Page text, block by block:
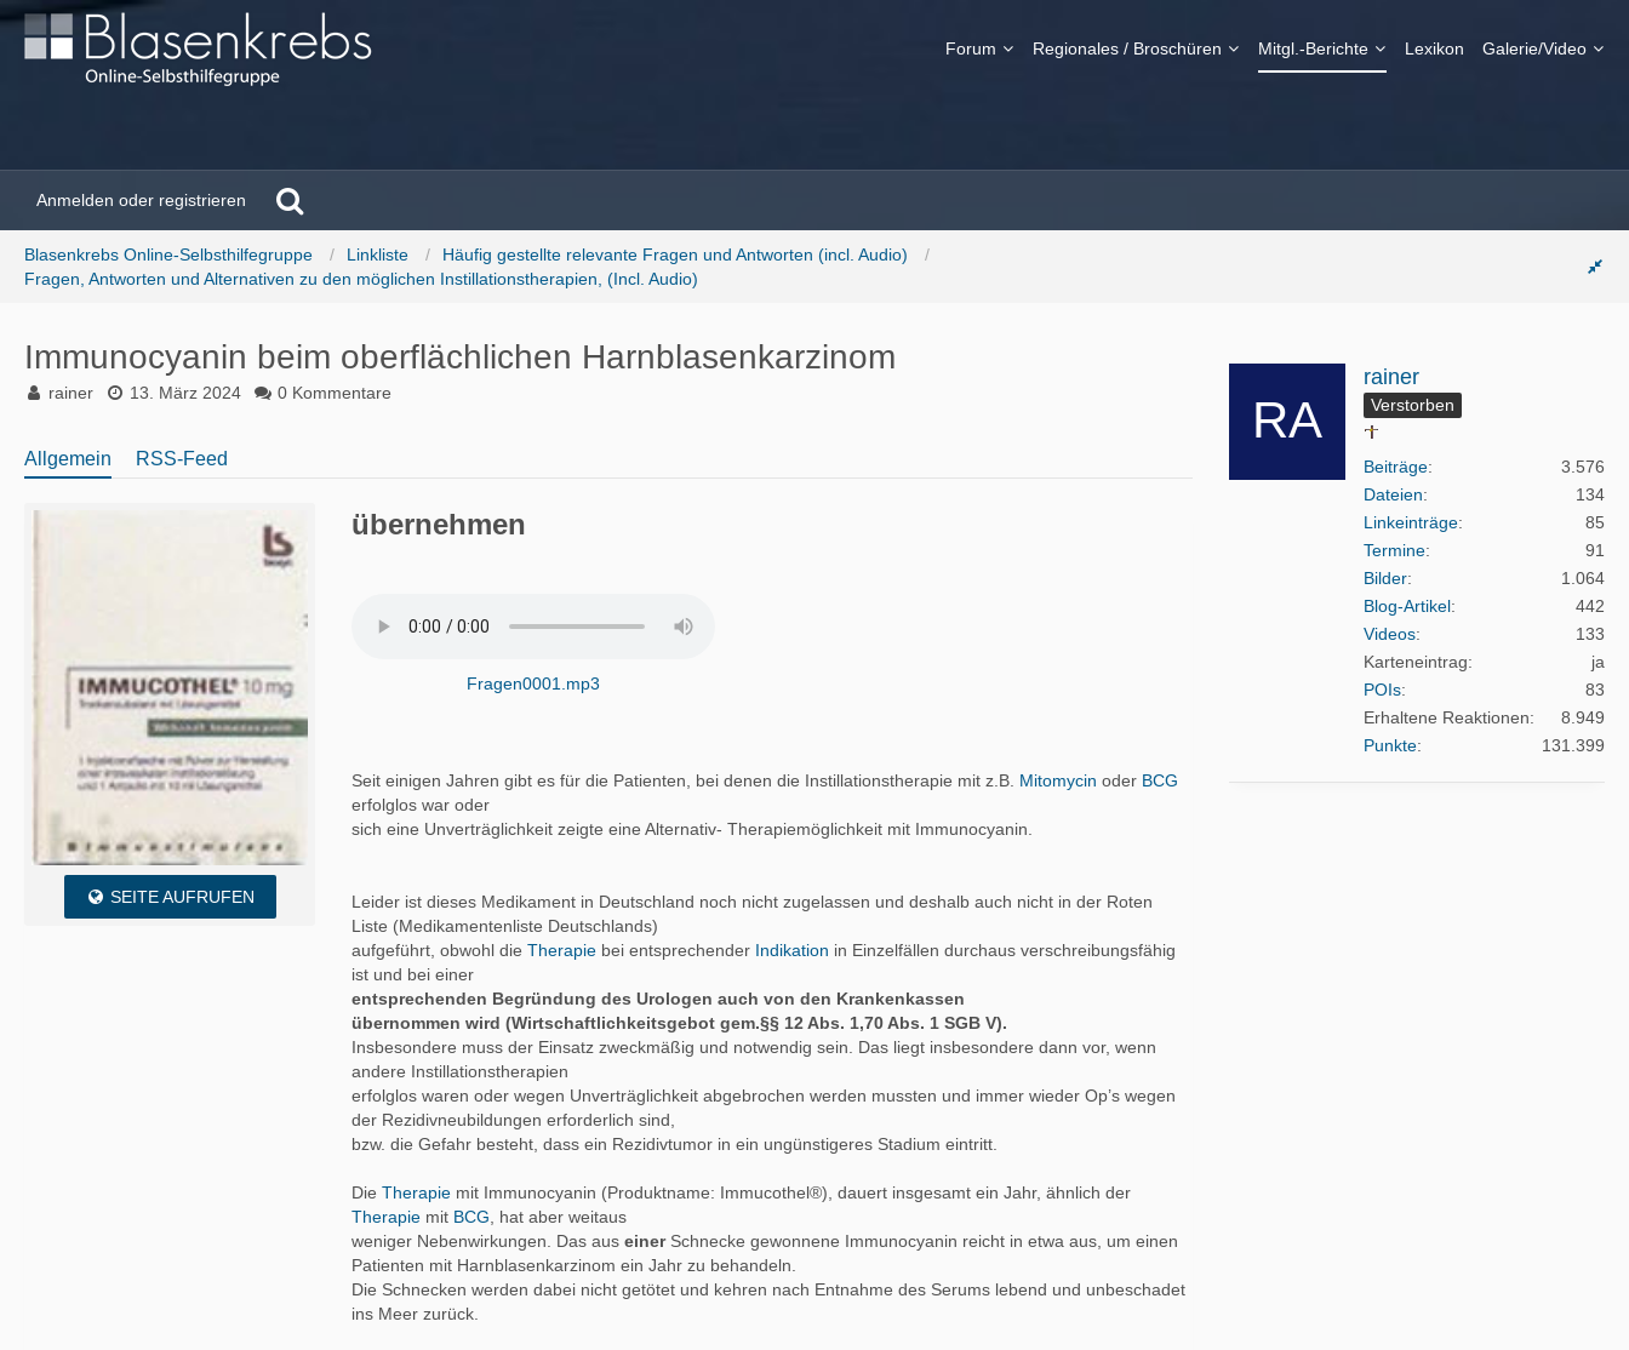
Forum Regionales / Broschüren Mitgl.-Berichte Lexikon Galerie/Video
Anmelden oder registrieren
Blasenkrebs Online-Selbsthilfegruppe Linkliste
Häufig gestellte relevante Fragen und Antworten (incl. Audio)
Fragen, Antworten und Alternativen zu den möglichen Instillationstherapien, (Incl. Audio)
Immunocyanin beim oberflächlichen Harnblasenkarzinom
rainer 13. März 2024 0 Kommentare
Allgemein RSS-Feed
SEITE AUFRUFEN
übernehmen
Fragen0001.mp3
Seit einigen Jahren gibt es für die Patienten, bei denen die Instillationstherapie mit z.B. Mitomycin oder BCG
erfolglos war oder
sich eine Unverträglichkeit zeigte eine Alternativ- Therapiemöglichkeit mit Immunocyanin.
Leider ist dieses Medikament in Deutschland noch nicht zugelassen und deshalb auch nicht in der Roten
Liste (Medikamentenliste Deutschlands)
aufgeführt, obwohl die Therapie bei entsprechender Indikation in Einzelfällen durchaus verschreibungsfähig
ist und bei einer
entsprechenden Begründung des Urologen auch von den Krankenkassen
übernommen wird (Wirtschaftlichkeitsgebot gem.§§ 12 Abs. 1,70 Abs. 1 SGB V).
Insbesondere muss der Einsatz zweckmäßig und notwendig sein. Das liegt insbesondere dann vor, wenn
andere Instillationstherapien
erfolglos waren oder wegen Unverträglichkeit abgebrochen werden mussten und immer wieder Op’s wegen
der Rezidivneubildungen erforderlich sind,
bzw. die Gefahr besteht, dass ein Rezidivtumor in ein ungünstigeres Stadium eintritt.
Die Therapie mit Immunocyanin (Produktname: Immucothel®), dauert insgesamt ein Jahr, ähnlich der
Therapie mit BCG , hat aber weitaus
weniger Nebenwirkungen. Das aus einerSchnecke gewonnene Immunocyanin reicht in etwa aus, um einen
Patienten mit Harnblasenkarzinom ein Jahr zu behandeln.
Die Schnecken werden dabei nicht getötet und kehren nach Entnahme des Serums lebend und unbeschadet
ins Meer zurück.
rainer
Verstorben
Beiträge
3.576
Dateien
134
Linkeinträge
85
Termine
91
Bilder
1.064
Blog-Artikel
442
Videos
133
Karteneintrag
ja
POIs
83
Erhaltene Reaktionen
8.949
Punkte
131.399